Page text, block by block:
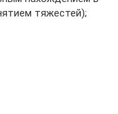
тяжестей);